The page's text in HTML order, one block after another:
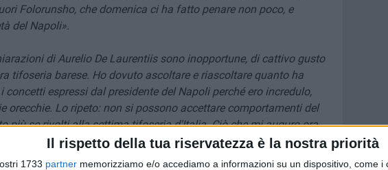
Il rispetto della tua riservatezza è la nostra priorità
1733 partner memorizziamo e/o accediamo a informazioni su un dispositivo, come i
Folorunsho, che domenica ci ha fatto penare non poco, e
del Napoli».
di Aurelio De Laurentiis sono inopportune, di cattivo gusto
tifoseria barese. Ho dovuto ascoltare e riascoltare quanto ha
espressi dal presidente del Napoli perché ero incredulo,
orecchie. Lo ripeto: non si possono accettare comportamenti del
più se rivolti alla settima tifoseria d'Italia. Ciò che mi auguro ora-
De Laurentiis ammetta l'errore e chieda scusa all'intera città e ai